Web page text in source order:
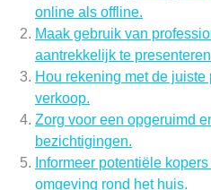
online als offline.
Maak gebruik van
aantrekkelijk te
Hou rekening met de
verkoop.
Zorg voor een opgeruimd
bezichtigingen.
Informeer potentiële
omgeving rond het huis.